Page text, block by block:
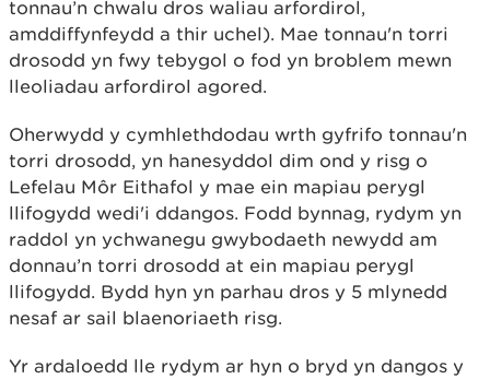
tonnau’n chwalu dros waliau arfordirol,
amddiffynfeydd a thir uchel). Mae tonnau'n torri
drosodd yn fwy tebygol o fod yn broblem mewn
lleoliadau arfordirol agored.
Oherwydd y cymhlethdodau wrth gyfrifo tonnau'n
torri drosodd, yn hanesyddol dim ond y risg o
Lefelau Môr Eithafol y mae ein mapiau perygl
llifogydd wedi'i ddangos. Fodd bynnag, rydym yn
raddol yn ychwanegu gwybodaeth newydd am
donnau’n torri drosodd at ein mapiau perygl
llifogydd. Bydd hyn yn parhau dros y 5 mlynedd
nesaf ar sail blaenoriaeth risg.
Yr ardaloedd lle rydym ar hyn o bryd yn dangos y